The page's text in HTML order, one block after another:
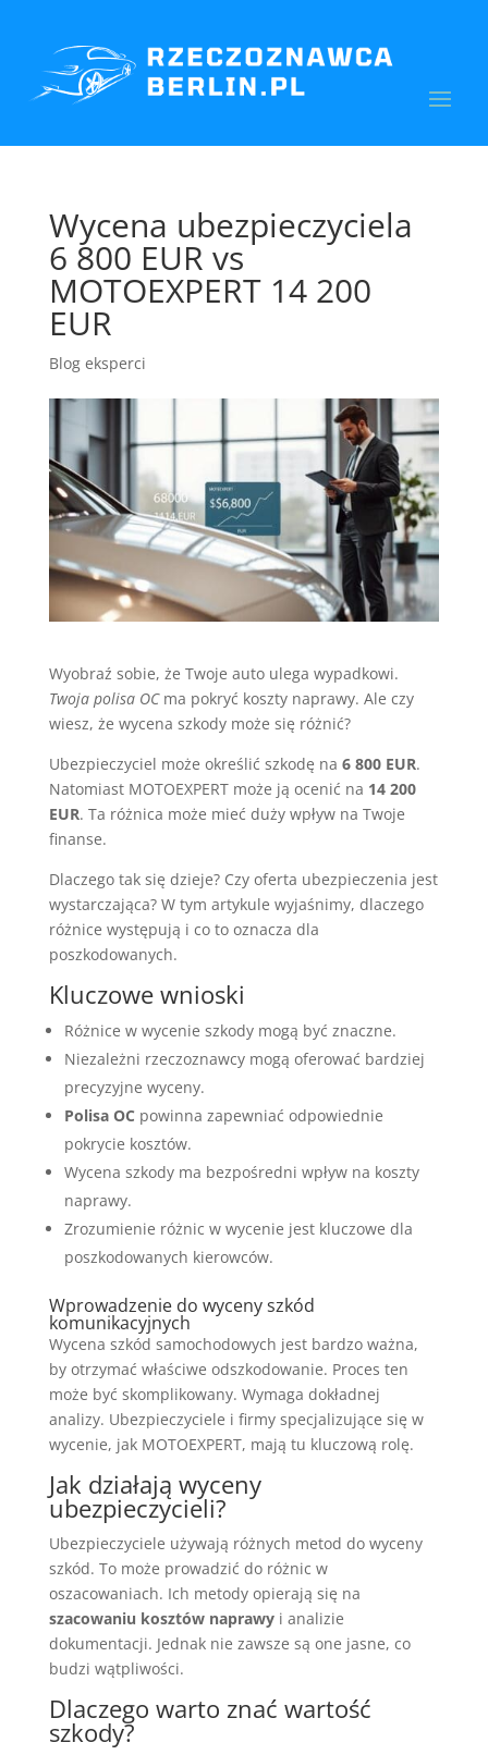
Wycena ubezpieczyciela
6 800 EUR vs
MOTOEXPERT 14 200
EUR
Blog eksperci
Wyobraź sobie, że Twoje auto ulega wypadkowi.
Twoja polisa OCma pokryć koszty naprawy. Ale czy
wiesz, że wycena szkody może się różnić?
Ubezpieczyciel może określić szkodę na 6 800 EUR.
Natomiast MOTOEXPERT może ją ocenić na 14 200
EUR. Ta różnica może mieć duży wpływ na Twoje
finanse.
Dlaczego tak się dzieje? Czy oferta ubezpieczenia jest
wystarczająca? W tym artykule wyjaśnimy, dlaczego
różnice występują i co to oznacza dla
poszkodowanych.
Kluczowe wnioski
Różnice w wycenie szkody mogą być znaczne.
Niezależni rzeczoznawcy mogą oferować bardziej
precyzyjne wyceny.
Polisa OC powinna zapewniać odpowiednie
pokrycie kosztów.
Wycena szkody ma bezpośredni wpływ na koszty
naprawy.
Zrozumienie różnic w wycenie jest kluczowe dla
poszkodowanych kierowców.
Wprowadzenie do wyceny szkód
komunikacyjnych
Wycena szkód samochodowych jest bardzo ważna,
by otrzymać właściwe odszkodowanie. Proces ten
może być skomplikowany. Wymaga dokładnej
analizy. Ubezpieczyciele i firmy specjalizujące się w
wycenie, jak MOTOEXPERT, mają tu kluczową rolę.
Jak działają wyceny
ubezpieczycieli?
Ubezpieczyciele używają różnych metod do wyceny
szkód. To może prowadzić do różnic w
oszacowaniach. Ich metody opierają się na
szacowaniu kosztów naprawyi analizie
dokumentacji. Jednak nie zawsze są one jasne, co
budzi wątpliwości.
Dlaczego warto znać wartość
szkody?